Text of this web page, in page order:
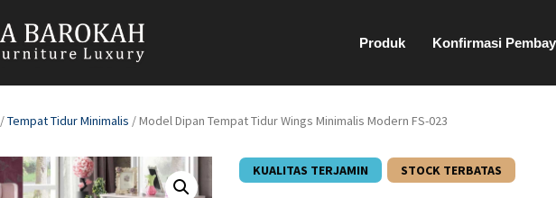
Produk Konfirmasi
/Tempat Tidur Minimalis / Model Dipan Tempat Tidur Wings Minimalis Modern FS-023
KUALITAS TERJAMIN STOCK TERBATAS